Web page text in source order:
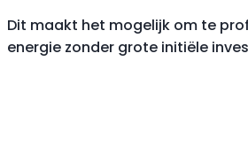
Dit maakt het mogelijk om te
energie zonder grote initiële